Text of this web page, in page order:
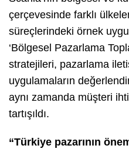
çerçevesinde farklı
süreçlerindeki örnek
‘Bölgesel Pazarlama
stratejileri, pazarlama
uygulamaların
aynı zamanda müşteri
tartışıldı.
“Türkiye pazarının